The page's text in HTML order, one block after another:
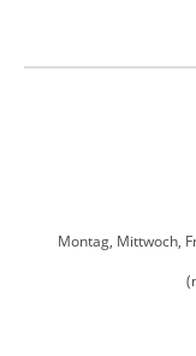
Montag, Mittwoch,